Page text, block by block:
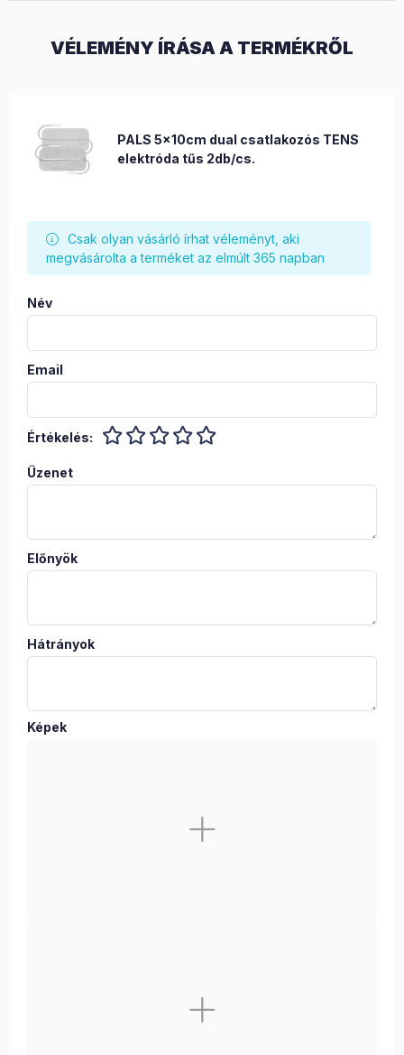
VÉLEMÉNY ÍRÁSA A TERMÉKRŐL
PALS 5x10cm dual csatlakozós TENS
elektróda tűs 2db/cs.
Csak olyan vásárló írhat véleményt, aki
megvásárolta a terméket az elmúlt 365 napban
Név
Email
Értékelés:
Üzenet
Előnyök
Hátrányok
Képek